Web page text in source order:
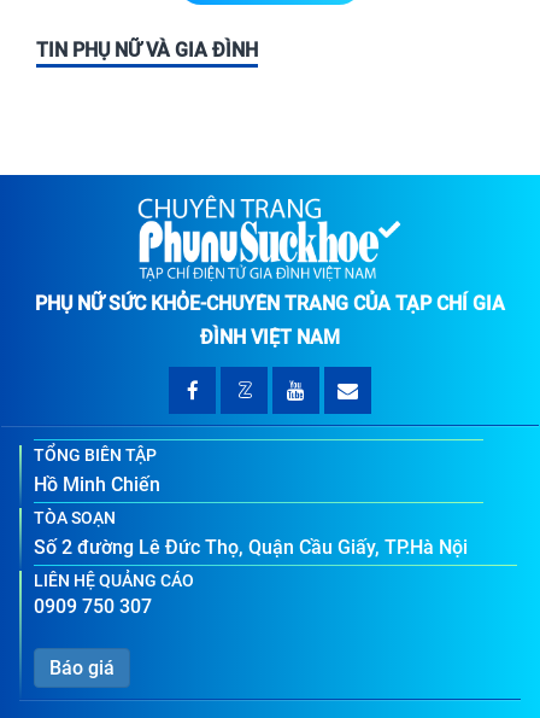
TIN PHỤ NỮ VÀ GIA ĐÌNH
PHỤ NỮ SỨC KHỎE-CHUYÊN TRANG CỦA TẠP CHÍ GIA
ĐÌNH VIỆT NAM
TỔNG BIÊN TẬP
Hồ Minh Chiến
TÒA SOẠN
Số 2 đường Lê Đức Thọ, Quận Cầu Giấy, TP.Hà Nội
LIÊN HỆ QUẢNG CÁO
0909 750 307
Báo giá